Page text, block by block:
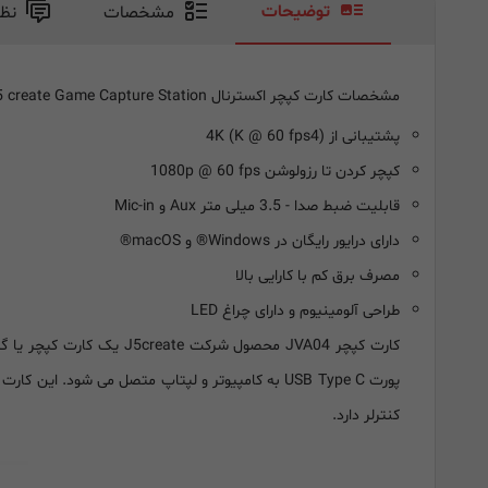
توضیحات مشخصات
مشخصات کارت کپچر اکسترنال j5 create Game Capture Station
پشتیبانی از 4K (K @ 60 fps4)
کپچر کردن تا رزولوشن 1080p @ 60 fps
قابلیت ضبط صدا - 3.5 میلی متر Aux و Mic-in
دارای درایور رایگان در Windows® و macOS®
مصرف برق کم با کارایی بالا
طراحی آلومینیوم و دارای چراغ LED
کنترلر دارد.